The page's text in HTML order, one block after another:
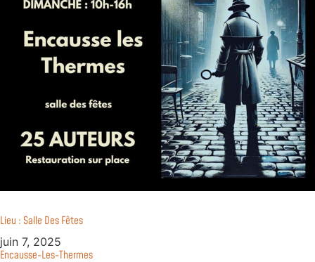
Lieu : Salle Des Fêtes
juin 7, 2025
Encausse-Les-Thermes